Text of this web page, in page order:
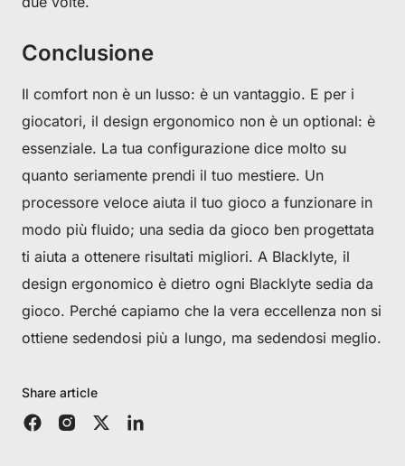
Conclusione
Il comfort non è un lusso: è un vantaggio. E per i
giocatori, il design ergonomico non è un optional: è
essenziale. La tua configurazione dice molto su
quanto seriamente prendi il tuo mestiere. Un
processore veloce aiuta il tuo gioco a funzionare in
modo più fluido; una sedia da gioco ben progettata
ti aiuta a ottenere risultati migliori. A Blacklyte, il
design ergonomico è dietro ogni Blacklyte sedia da
gioco. Perché capiamo che la vera eccellenza non si
ottiene sedendosi più a lungo, ma sedendosi meglio.
Share article